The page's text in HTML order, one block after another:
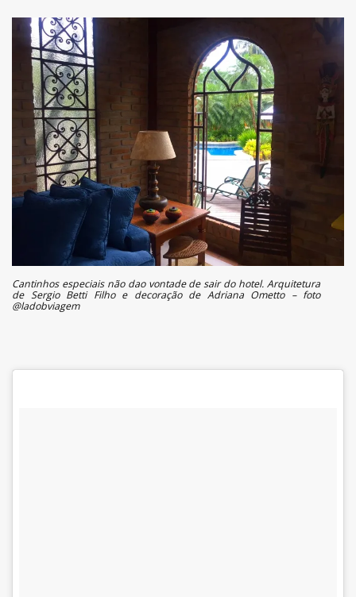
Cantinhos especiais não dao vontade de sair do hotel. Arquitetura
de Sergio Betti Filho e decoração de Adriana Ometto – foto
@ladobviagem